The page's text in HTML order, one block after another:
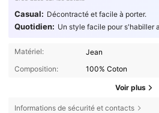
Casual: Décontracté et facile à porter.
Quotidien: Un style facile pour s'habiller
Matériel:
Jean
Composition:
100% Coton
Voir plus
Informations de sécurité et contacts